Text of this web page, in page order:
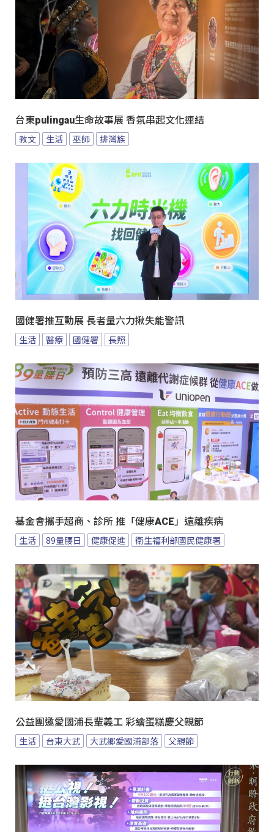
台東pulingau生命故事展 香氛串起文化連結
教文 生活 巫師 排灣族
國健署推互動展 長者量六力揪失能警訊
生活 醫療 國健署 長照
基金會攜手超商、診所 推「健康ACE」遠離疾病
生活 89量腰日 健康促進 衛生福利部國民健康署
公益團邀愛國浦長輩義工 彩繪蛋糕慶父親節
生活 台東大武 大武鄉愛國浦部落 父親節